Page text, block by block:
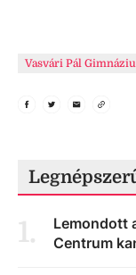
Vasvári Pál
1.
Lemondott
Centrum